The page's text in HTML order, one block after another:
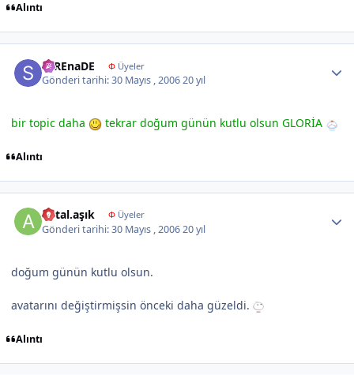
Alıntı
seREnaDE ΦÜyeler
Gönderi tarihi:30 Mayıs , 200620 yıl
bir topic daha tekrar doğum günün kutlu olsun GLORİA
Alıntı
aptal.aşık ΦÜyeler
Gönderi tarihi:30 Mayıs , 200620 yıl
doğum günün kutlu olsun.
avatarını değiştirmişsin önceki daha güzeldi.
Alıntı